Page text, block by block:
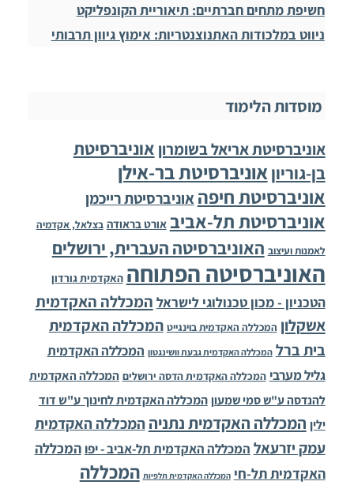
חשיפת מתחים חברתיים: תיאוריית הקונפליקט
ניווט במלכודות האתנוצנטריות: אימוץ גיוון תרבותי
מוסדות הלימוד
אוניברסיטת אריאל בשומרון אוניברסיטת
בן-גוריוןאוניברסיטת בר-אילן
אוניברסיטת חיפה אוניברסיטת רייכמן
אוניברסיטת תל-אביב אורט בראודה בצלאל, אקדמיה
לאמנות ועיצוב האוניברסיטה העברית, ירושלים
האוניברסיטה הפתוחה האקדמית גורדון
הטכניון - מכון טכנולוגי לישראל המכללה האקדמית
אשקלון המכללה האקדמית בוינגייט המכללה האקדמית
בית ברל המכללה האקדמית גבעת וושינגטון המכללה האקדמית
גליל מערבי המכללה האקדמית הדסה ירושלים המכללה האקדמית
להנדסה ע"ש סמי שמעון המכללה האקדמית לחינוך ע"ש דוד
ילין המכללה האקדמית נתניה המכללה האקדמית
עמק יזרעאל המכללה האקדמית תל-אביב - יפו המכללה
האקדמית תל-חי המכללה האקדמית תלפיות המכללה